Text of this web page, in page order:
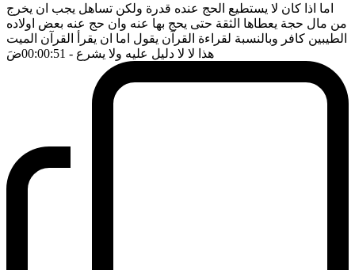
اما اذا كان لا يستطيع الحج عنده قدرة ولكن تساهل يجب ان يخرج
من مال حجة يعطاها الثقة حتى يحج بها عنه وان حج عنه بعض اولاده
الطيبين كافر وبالنسبة لقراءة القرآن يقول اما ان يقرأ القرآن الميت
هذا لا لا دليل عليه ولا يشرع - 00:00:51 ضَ